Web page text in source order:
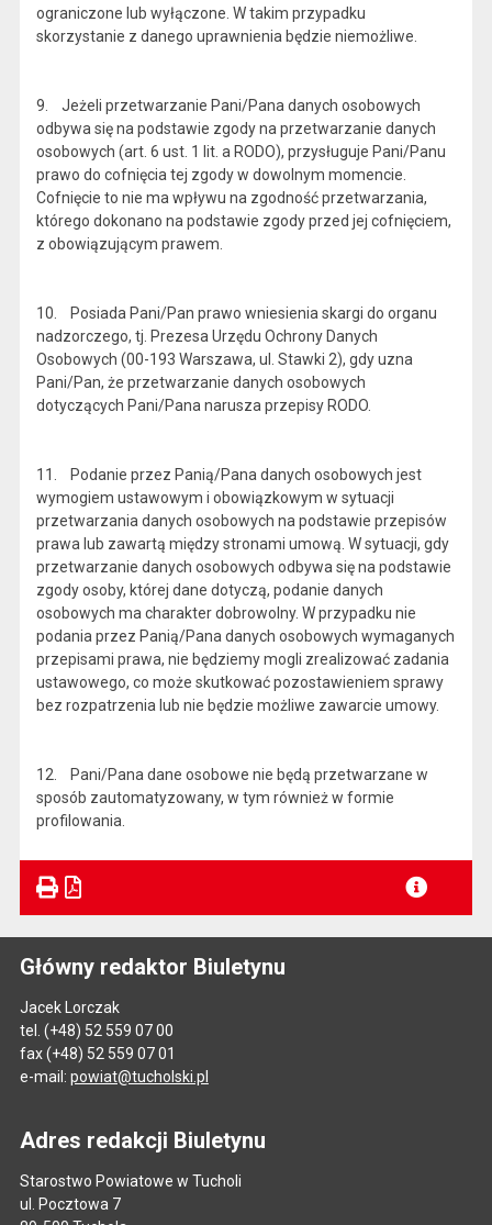
ograniczone lub wyłączone. W takim przypadku
skorzystanie z danego uprawnienia będzie niemożliwe.
9. Jeżeli przetwarzanie Pani/Pana danych osobowych
odbywa się na podstawie zgody na przetwarzanie danych
osobowych (art. 6 ust. 1 lit. a RODO), przysługuje Pani/Panu
prawo do cofnięcia tej zgody w dowolnym momencie.
Cofnięcie to nie ma wpływu na zgodność przetwarzania,
którego dokonano na podstawie zgody przed jej cofnięciem,
z obowiązującym prawem.
10. Posiada Pani/Pan prawo wniesienia skargi do organu
nadzorczego, tj. Prezesa Urzędu Ochrony Danych
Osobowych (00-193 Warszawa, ul. Stawki 2), gdy uzna
Pani/Pan, że przetwarzanie danych osobowych
dotyczących Pani/Pana narusza przepisy RODO.
11. Podanie przez Panią/Pana danych osobowych jest
wymogiem ustawowym i obowiązkowym w sytuacji
przetwarzania danych osobowych na podstawie przepisów
prawa lub zawartą między stronami umową. W sytuacji, gdy
przetwarzanie danych osobowych odbywa się na podstawie
zgody osoby, której dane dotyczą, podanie danych
osobowych ma charakter dobrowolny. W przypadku nie
podania przez Panią/Pana danych osobowych wymaganych
przepisami prawa, nie będziemy mogli zrealizować zadania
ustawowego, co może skutkować pozostawieniem sprawy
bez rozpatrzenia lub nie będzie możliwe zawarcie umowy.
12. Pani/Pana dane osobowe nie będą przetwarzane w
sposób zautomatyzowany, w tym również w formie
profilowania.
Główny redaktor Biuletynu
Jacek Lorczak
tel. (+48) 52 559 07 00
fax (+48) 52 559 07 01
e-mail: powiat@tucholski.pl
Adres redakcji Biuletynu
Starostwo Powiatowe w Tucholi
ul. Pocztowa 7